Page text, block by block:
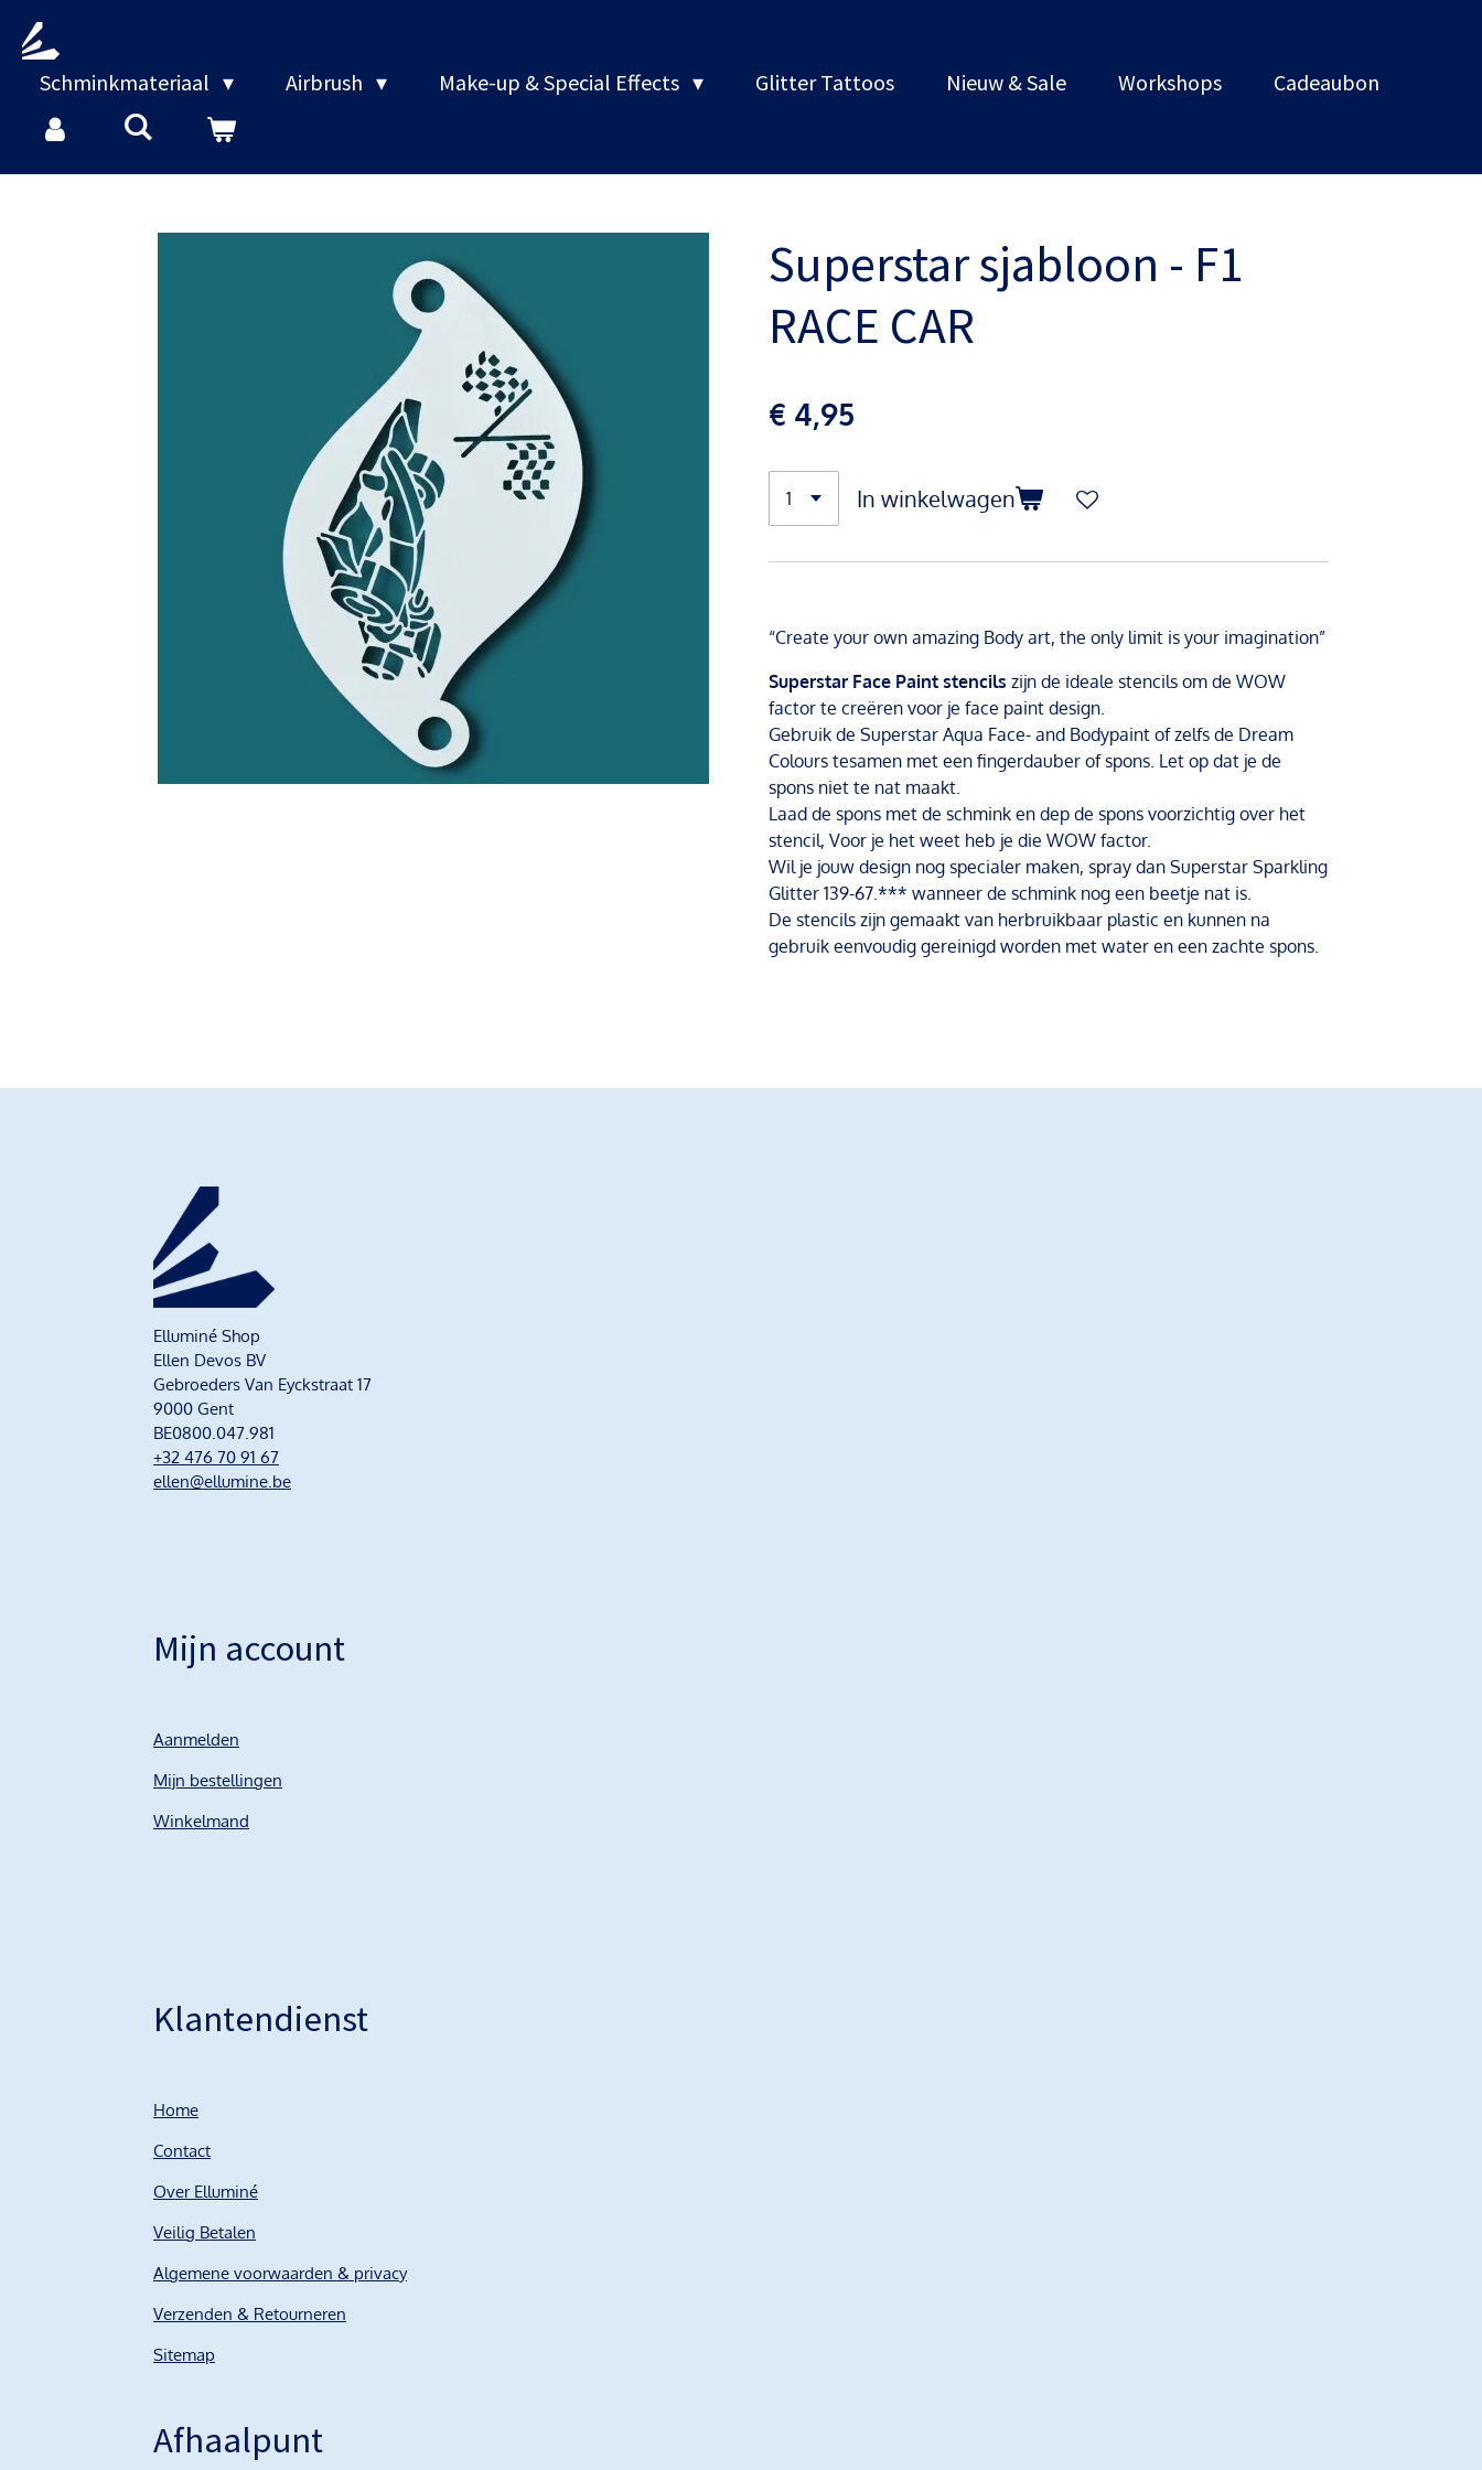
direct
naar
hoofdinhoud
Schminkmateriaal Airbrush Make-up & Special Effects Glitter Tattoos Nieuw & Sale Workshops Cadeaubon
Superstar sjabloon - F1
RACE CAR
€ 4,95
In winkelwagen
“Create your own amazing Body art, the only limit is your imagination”
Superstar Face Paint stencils zijn de ideale stencils om de WOW
factor te creëren voor je face paint design.
Gebruik de Superstar Aqua Face- and Bodypaint of zelfs de Dream
Colours tesamen met een fingerdauber of spons. Let op dat je de
spons niet te nat maakt.
Laad de spons met de schmink en dep de spons voorzichtig over het
stencil, Voor je het weet heb je die WOW factor.
Wil je jouw design nog specialer maken, spray dan Superstar Sparkling
Glitter 139-67.*** wanneer de schmink nog een beetje nat is.
De stencils zijn gemaakt van herbruikbaar plastic en kunnen na
gebruik eenvoudig gereinigd worden met water en een zachte spons.
Elluminé Shop
Ellen Devos BV
Gebroeders Van Eyckstraat 17
9000 Gent
BE0800.047.981
+32 476 70 91 67
ellen@ellumine.be
Mijn account
Aanmelden
Mijn bestellingen
Winkelmand
Klantendienst
Home
Contact
Over Elluminé
Veilig Betalen
Algemene voorwaarden & privacy
Verzenden & Retourneren
Sitemap
Afhaalpunt